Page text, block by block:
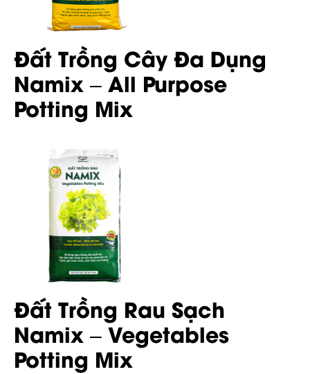
Đất Trồng Cây Đa Dụng
Namix – All Purpose
Potting Mix
Đất Trồng Rau Sạch
Namix – Vegetables
Potting Mix